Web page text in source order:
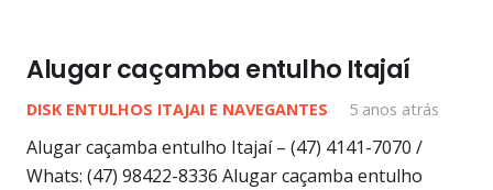
Alugar caçamba entulho Itajaí
DISK ENTULHOS ITAJAI E NAVEGANTES 5 anos atrás
Alugar caçamba entulho Itajaí – (47) 4141-7070 /
Whats: (47) 98422-8336 Alugar caçamba entulho